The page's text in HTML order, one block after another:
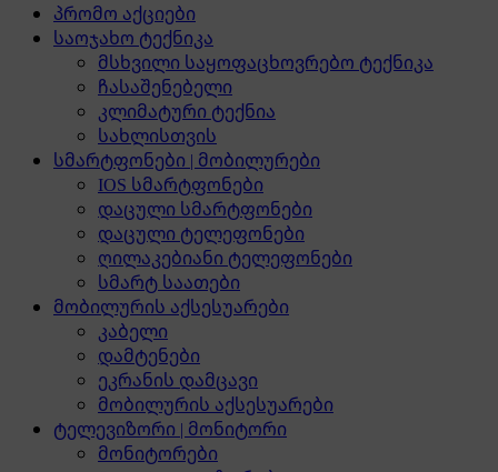
პრომო აქციები
საოჯახო ტექნიკა
მსხვილი საყოფაცხოვრებო ტექნიკა
ჩასაშენებელი
კლიმატური ტექნია
სახლისთვის
სმარტფონები | მობილურები
IOS სმარტფონები
დაცული სმარტფონები
დაცული ტელეფონები
ღილაკებიანი ტელეფონები
სმარტ საათები
მობილურის აქსესუარები
კაბელი
დამტენები
ეკრანის დამცავი
მობილურის აქსესუარები
ტელევიზორი | მონიტორი
მონიტორები